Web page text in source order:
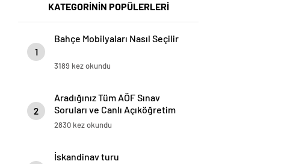
KATEGORİNİN POPÜLERLERİ
1
Bahçe Mobilyaları Nasıl Seçilir
3189 kez okundu
2
Aradığınız Tüm AÖF Sınav
Soruları ve Canlı Açıköğretim
Forumu Burada
2830 kez okundu
İskandinav turu